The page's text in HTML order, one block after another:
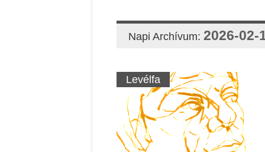
Napi Archívum: 2026-02-
Levélfa